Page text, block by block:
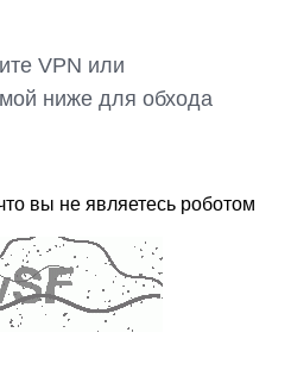
VPN или
ниже для обхода
вы не являетесь роботом